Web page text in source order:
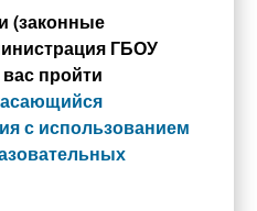
дистанционных
аттестация (ГИА)
9)
(законные
ГБОУ
пройти
с использованием